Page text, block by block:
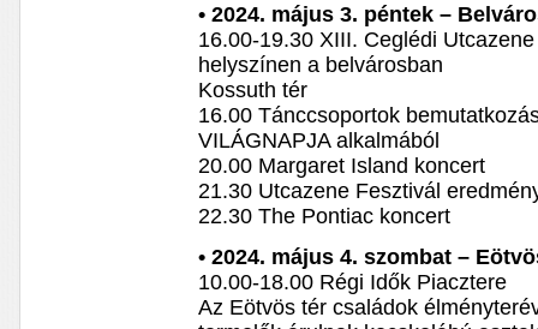
• 2024. május 3. péntek –
16.00-19.30 XIII. Ceglédi
helyszínen a belvárosban
Kossuth tér
16.00 Tánccsoportok
VILÁGNAPJA alkalmából
20.00 Margaret Island koncert
21.30 Utcazene Fesztivál
22.30 The Pontiac koncert
• 2024. május 4. szombat –
10.00-18.00 Régi Idők Piacztere
Az Eötvös tér családok